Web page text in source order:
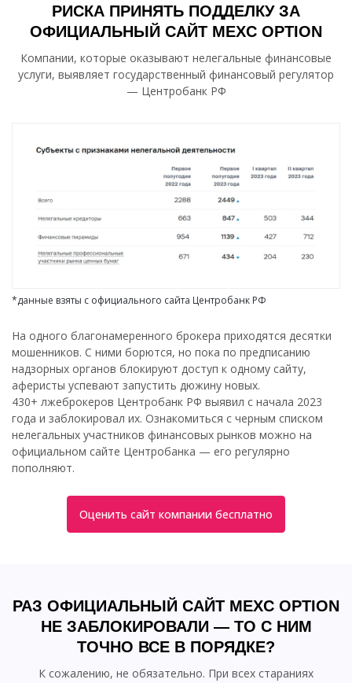
РИСКА ПРИНЯТЬ ПОДДЕЛКУ ЗА
ОФИЦИАЛЬНЫЙ САЙТ MEXC OPTION
Компании, которые оказывают нелегальные финансовые
услуги, выявляет государственный финансовый регулятор
— Центробанк РФ
*данные взяты с официального сайта Центробанк РФ
На одного благонамеренного брокера приходятся десятки
мошенников. С ними борются, но пока по предписанию
надзорных органов блокируют доступ к одному сайту,
аферисты успевают запустить дюжину новых.
430+ лжеброкеров Центробанк РФ выявил с начала 2023
года и заблокировал их. Ознакомиться с черным списком
нелегальных участников финансовых рынков можно на
официальном сайте Центробанка — его регулярно
пополняют.
Оценить сайт компании бесплатно
РАЗ ОФИЦИАЛЬНЫЙ САЙТ MEXC OPTION
НЕ ЗАБЛОКИРОВАЛИ — ТО С НИМ
ТОЧНО ВСЕ В ПОРЯДКЕ?
К сожалению, не обязательно. При всех стараниях